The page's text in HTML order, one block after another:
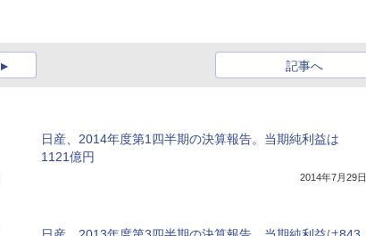
記事へ
日産、2014年度第1四半期の決算報告。当期純利益は
1121億円
2014年7月29日